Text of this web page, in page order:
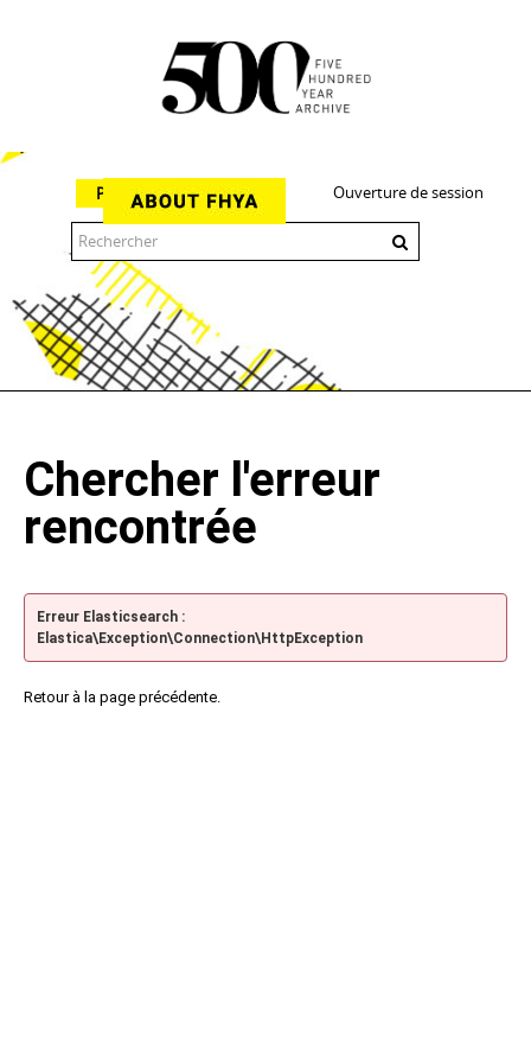
Ouverture de session
Parcourir
Chercher l'erreur
rencontrée
Erreur Elasticsearch :
Elastica\Exception\Connection\HttpException
Retour à la page précédente.